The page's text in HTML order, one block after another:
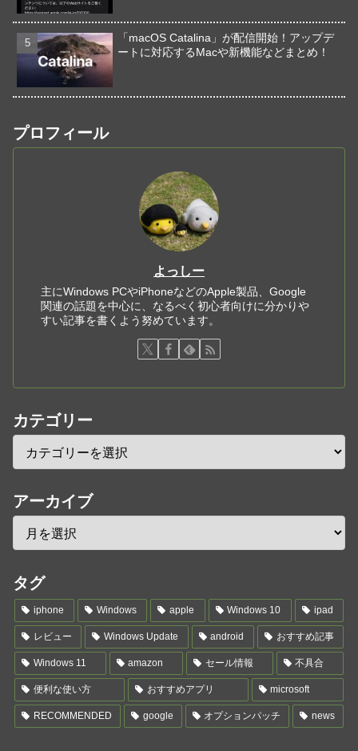
「macOS Catalina」が配信開始！アップデ
ートに対応するMacや新機能などまとめ！
プロフィール
よっしー
主にWindows PCやiPhoneなどのApple製品、Google
関連の話題を中心に、なるべく初心者向けに分かりや
すい記事を書くよう努めています。
カテゴリー
アーカイブ
タグ
iphone Windows apple Windows 10 ipad
レビュー Windows Update android おすすめ記事
Windows 11 amazon セール情報 不具合
便利な使い方 おすすめアプリ microsoft
RECOMMENDED google オプションパッチ news